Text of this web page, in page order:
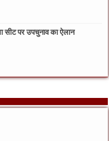
सीट पर उपचुनाव का ऐलान